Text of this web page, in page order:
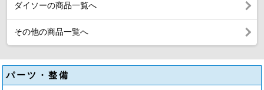
ダイソーの商品一覧へ
その他の商品一覧へ
パーツ・整備